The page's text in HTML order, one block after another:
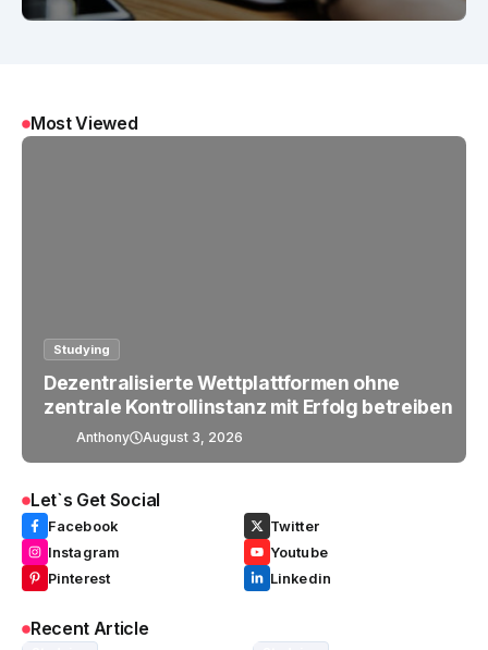
Most Viewed
Studying
Dezentralisierte Wettplattformen ohne
zentrale Kontrollinstanz mit Erfolg betreiben
Anthony August 3, 2026
Let`s Get Social
Facebook
Twitter
Instagram
Youtube
Pinterest
Linkedin
Recent Article